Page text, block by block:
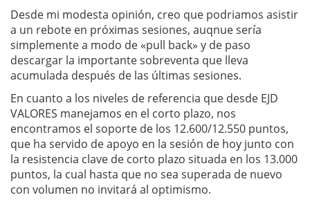
Desde mi modesta opinión, creo que podriamos asistir
a un rebote en próximas sesiones, auqnue sería
simplemente a modo de «pull back» y de paso
descargar la importante sobreventa que lleva
acumulada después de las últimas sesiones.
En cuanto a los niveles de referencia que desde EJD
VALORES manejamos en el corto plazo, nos
encontramos el soporte de los 12.600/12.550 puntos,
que ha servido de apoyo en la sesión de hoy junto con
la resistencia clave de corto plazo situada en los 13.000
puntos, la cual hasta que no sea superada de nuevo
con volumen no invitará al optimismo.